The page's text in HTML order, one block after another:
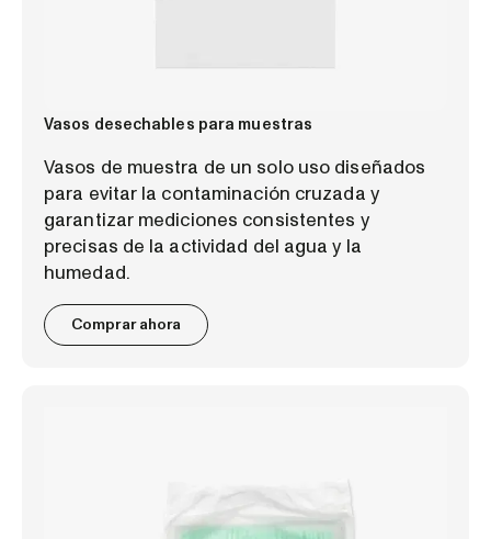
Vasos desechables para muestras
Vasos de muestra de un solo uso diseñados
para evitar la contaminación cruzada y
garantizar mediciones consistentes y
precisas de la actividad del agua y la
humedad.
Comprar ahora